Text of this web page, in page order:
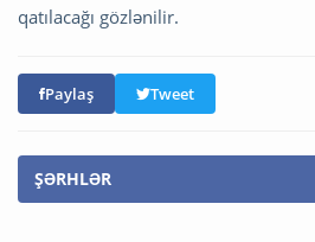
qatılacağı gözlənilir.
Paylaş Tweet
ŞƏRHLƏR